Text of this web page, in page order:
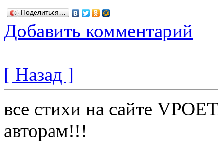
Поделиться…
Добавить комментарий
[ Назад ]
все стихи на сайте
авторам!!!